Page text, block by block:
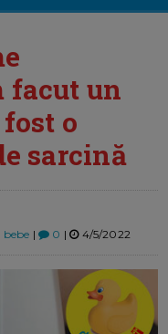
facut un
o
sarcină
| 0 | 4/5/2022